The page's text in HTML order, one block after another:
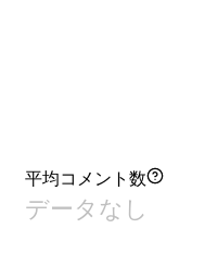
平均コメント数
データなし